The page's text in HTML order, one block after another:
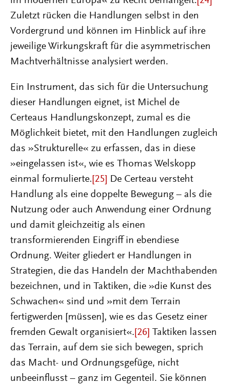
Zuletzt rücken die Handlungen selbst in den
Vordergrund und können im Hinblick auf ihre
jeweilige Wirkungskraft für die asymmetrischen
Machtverhältnisse analysiert werden.
Ein Instrument, das sich für die Untersuchung
dieser Handlungen eignet, ist Michel de
Certeaus Handlungskonzept, zumal es die
Möglichkeit bietet, mit den Handlungen zugleich
das »Strukturelle« zu erfassen, das in diese
»eingelassen ist«, wie es Thomas Welskopp
einmal formulierte. [25] De Certeau versteht
Handlung als eine doppelte Bewegung – als die
Nutzung oder auch Anwendung einer Ordnung
und damit gleichzeitig als einen
transformierenden Eingriff in ebendiese
Ordnung. Weiter gliedert er Handlungen in
Strategien, die das Handeln der Machthabenden
bezeichnen, und in Taktiken, die »die Kunst des
Schwachen« sind und »mit dem Terrain
fertigwerden [müssen], wie es das Gesetz einer
fremden Gewalt organisiert«. [26] Taktiken lassen
das Terrain, auf dem sie sich bewegen, sprich
das Macht- und Ordnungsgefüge, nicht
unbeeinflusst – ganz im Gegenteil. Sie können